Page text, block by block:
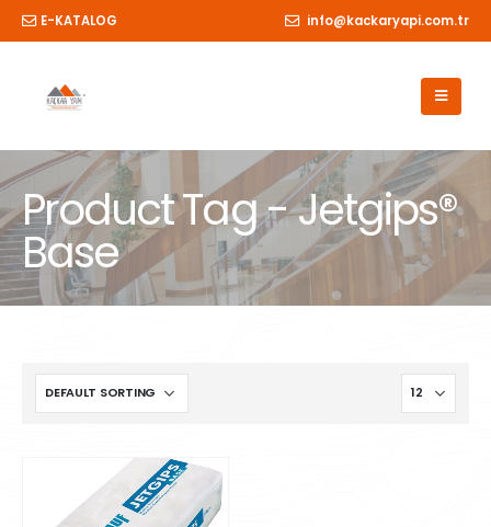
E-KATALOG info@kackaryapi.com.tr
Product Tag - Jetgips®
Base